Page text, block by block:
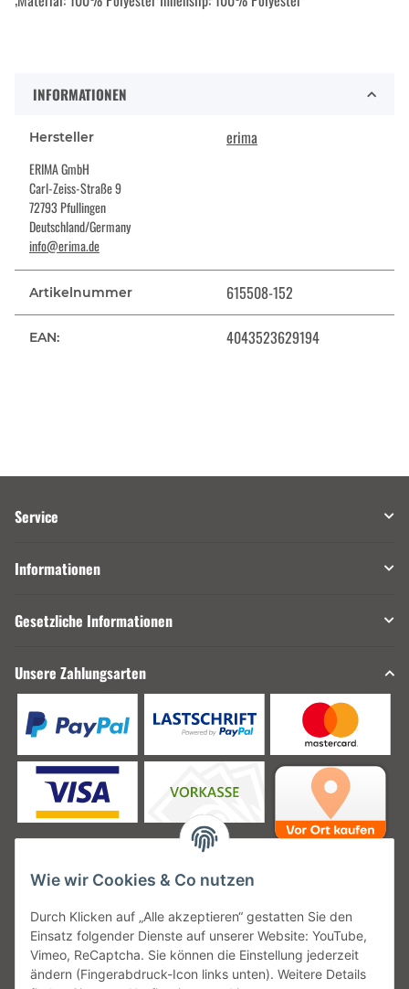
INFORMATIONEN
Hersteller erima
ERIMA GmbH
Carl-Zeiss-Straße 9
72793 Pfullingen
Deutschland/Germany
info@erima.de
Artikelnummer 615508-152
EAN: 4043523629194
Service
Informationen
Gesetzliche Informationen
Unsere Zahlungsarten
Unsere Versanddienstleister
Wie wir Cookies & Co nutzen
Durch Klicken auf „Alle akzeptieren“ gestatten Sie den
Einsatz folgender Dienste auf unserer Website: YouTube,
Vimeo, ReCaptcha. Sie können die Einstellung jederzeit
ändern (Fingerabdruck-Icon links unten). Weitere Details